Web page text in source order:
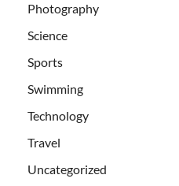
Photography
Science
Sports
Swimming
Technology
Travel
Uncategorized